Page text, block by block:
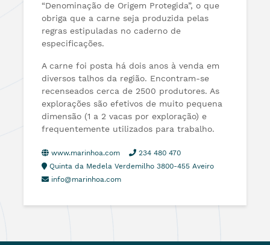
“Denominação de Origem Protegida”, o que
obriga que a carne seja produzida pelas
regras estipuladas no caderno de
especificações.
A carne foi posta há dois anos à venda em
diversos talhos da região. Encontram-se
recenseados cerca de 2500 produtores. As
explorações são efetivos de muito pequena
dimensão (1 a 2 vacas por exploração) e
frequentemente utilizados para trabalho.
www.marinhoa.com
234 480 470
Quinta da Medela Verdemilho 3800-455 Aveiro
info@marinhoa.com